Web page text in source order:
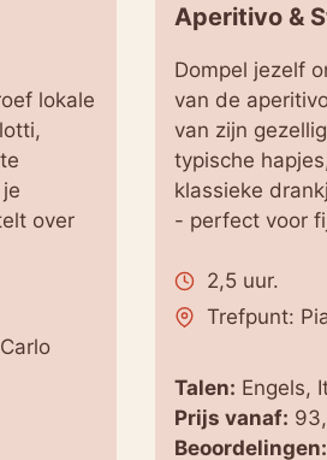
lokale
over
Aperitivo &
Dompel jezelf
van de
van zijn
typische
klassieke
- perfect voor
2,5 uur.
Trefpunt:
Talen: Engels,
Prijs vanaf:
Beoordelingen: